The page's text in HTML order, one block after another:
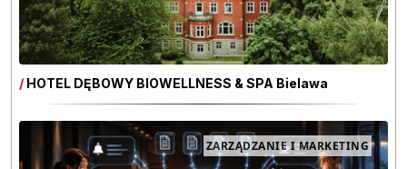
/ HOTEL DĘBOWY BIOWELLNESS & SPA Bielawa
ZARZĄDZANIE I MARKETING